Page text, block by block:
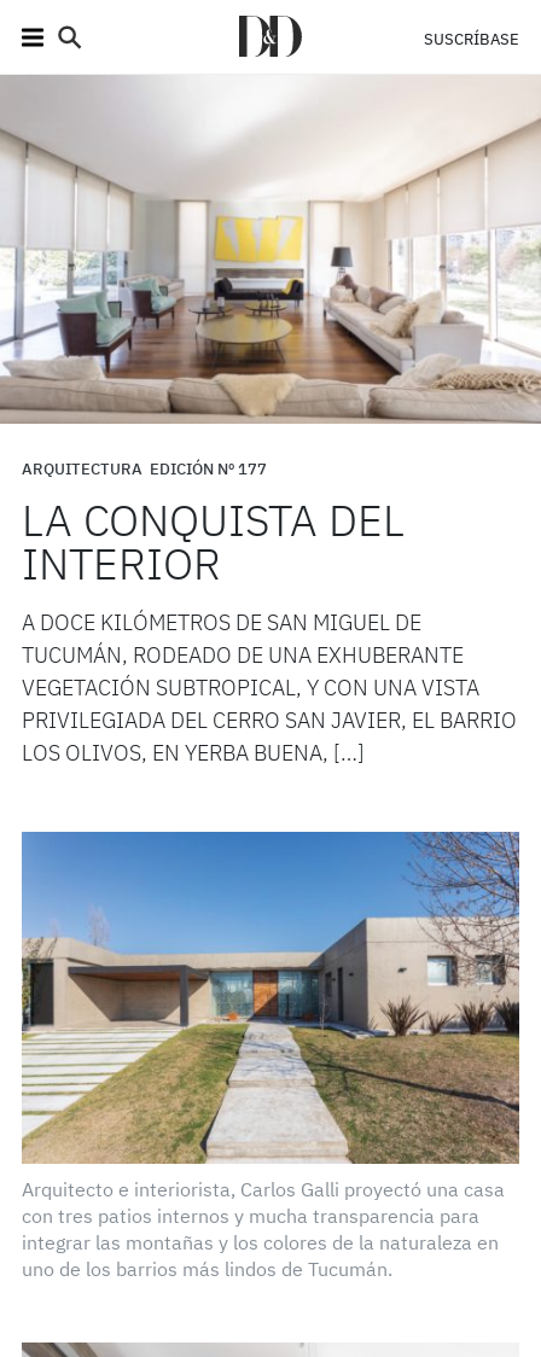
SUSCRÍBASE
ARQUITECTURA EDICIÓN Nº 177
LA CONQUISTA DEL
INTERIOR
A DOCE KILÓMETROS DE SAN MIGUEL DE
TUCUMÁN, RODEADO DE UNA EXHUBERANTE
VEGETACIÓN SUBTROPICAL, Y CON UNA VISTA
PRIVILEGIADA DEL CERRO SAN JAVIER, EL BARRIO
LOS OLIVOS, EN YERBA BUENA, […]
Arquitecto e interiorista, Carlos Galli proyectó una casa
con tres patios internos y mucha transparencia para
integrar las montañas y los colores de la naturaleza en
uno de los barrios más lindos de Tucumán.